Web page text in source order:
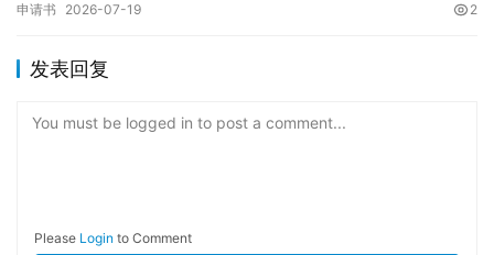
申请书 2026-07-19 2
发表回复
You must be logged in to post a comment...
Please Login to Comment